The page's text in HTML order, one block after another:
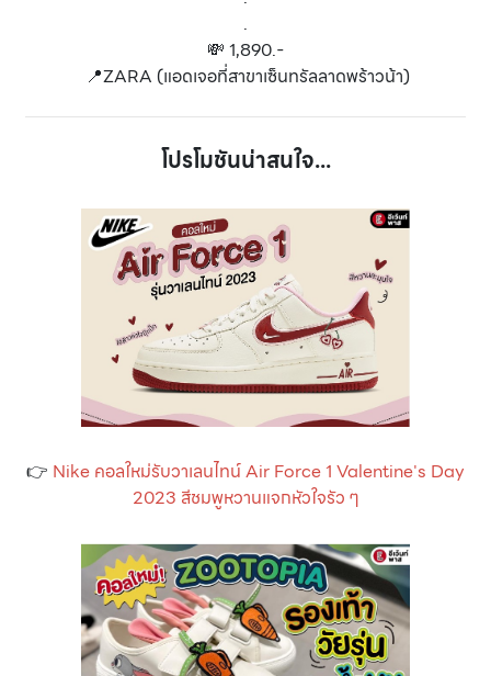
.
💸 1,890.-
📍ZARA (แอดเจอที่สาขาเซ็นทรัลลาดพร้าวน้า)
โปรโมชันน่าสนใจ...
👉 Nike คอลใหม่รับวาเลนไทน์ Air Force 1 Valentine's Day
2023 สีชมพูหวานแจกหัวใจรัว ๆ